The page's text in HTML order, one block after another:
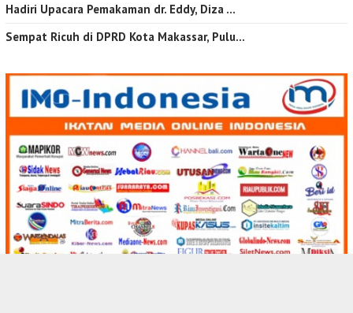
Hadiri Upacara Pemakaman dr. Eddy, Diza …
Sempat Ricuh di DPRD Kota Makassar, Pulu…